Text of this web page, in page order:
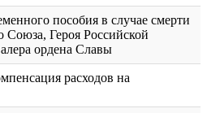
пособия в случае смерти
Союза, Героя Российской
ордена Славы
расходов на